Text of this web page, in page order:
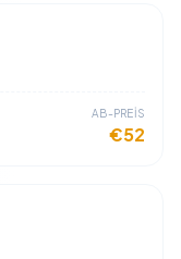
​AB-PREİS
€52